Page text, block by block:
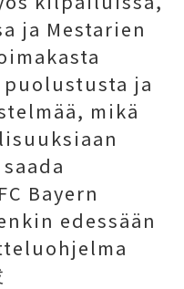
ja Mestarien
puolustusta ja
mikä
Bayern
edessään